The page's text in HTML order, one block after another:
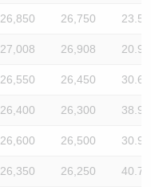
26,850 26,750 23.5
27,008 26,908 20.9
26,550 26,450 30.6
26,400 26,300 38.9
26,600 26,500 30.9
26,350 26,250 40.7